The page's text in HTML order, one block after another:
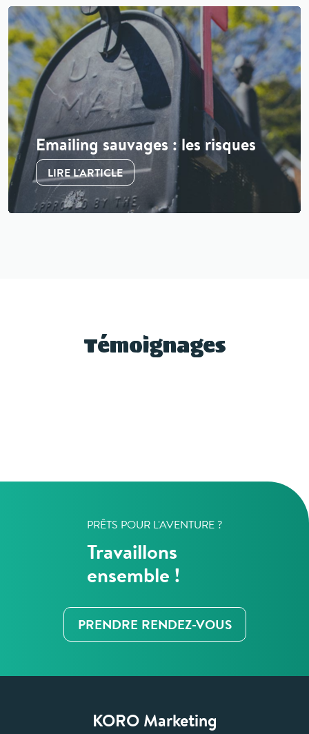
Emailing sauvages : les risques
LIRE L'ARTICLE
PRÊTS POUR L'AVENTURE ?
Travaillons
PRENDRE RENDEZ-VOUS